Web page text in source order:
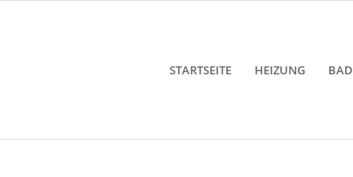
STARTSEITE HEIZUNG BAD